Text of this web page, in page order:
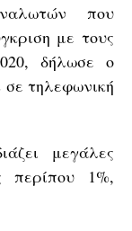
που
με τους
δήλωσε ο
σε τηλεφωνική
μεγάλες
περίπου 1%,